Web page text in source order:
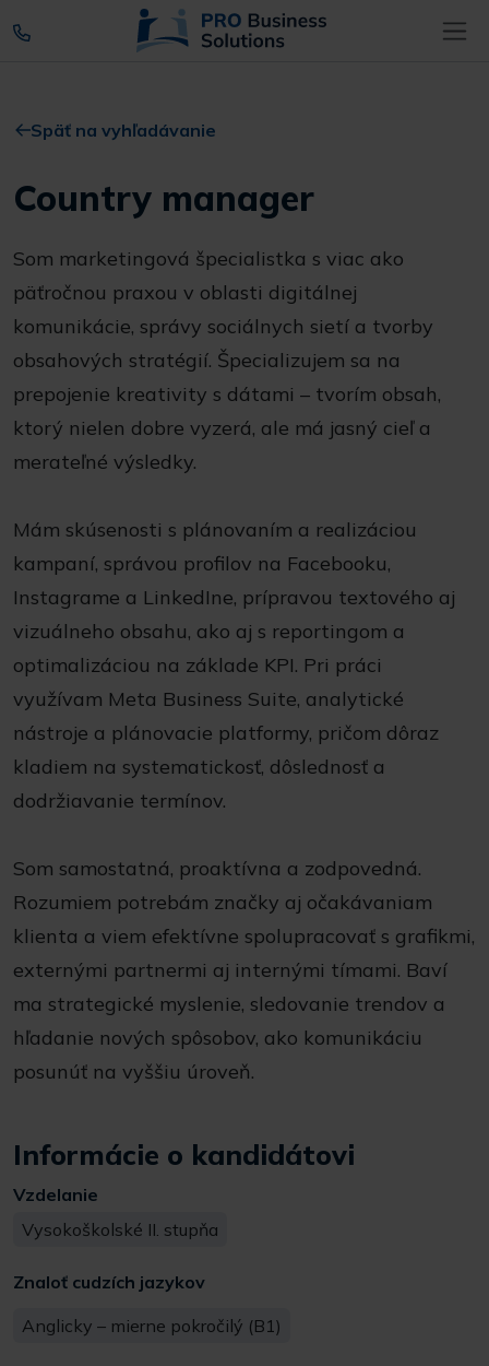
Späť na vyhľadávanie
Country manager
Som marketingová špecialistka s viac ako
päťročnou praxou v oblasti digitálnej
komunikácie, správy sociálnych sietí a tvorby
obsahových stratégií. Špecializujem sa na
prepojenie kreativity s dátami – tvorím obsah,
ktorý nielen dobre vyzerá, ale má jasný cieľ a
merateľné výsledky.
Mám skúsenosti s plánovaním a realizáciou
kampaní, správou profilov na Facebooku,
Instagrame a LinkedIne, prípravou textového aj
vizuálneho obsahu, ako aj s reportingom a
optimalizáciou na základe KPI. Pri práci
využívam Meta Business Suite, analytické
nástroje a plánovacie platformy, pričom dôraz
kladiem na systematickosť, dôslednosť a
dodržiavanie termínov.
Som samostatná, proaktívna a zodpovedná.
Rozumiem potrebám značky aj očakávaniam
klienta a viem efektívne spolupracovať s grafikmi,
externými partnermi aj internými tímami. Baví
ma strategické myslenie, sledovanie trendov a
hľadanie nových spôsobov, ako komunikáciu
posunúť na vyššiu úroveň.
Informácie o kandidátovi
Vzdelanie
Vysokoškolské II. stupňa
Znaloť cudzích jazykov
Anglicky – mierne pokročilý (B1)